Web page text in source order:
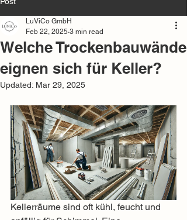
Welche Trockenbauwände
eignen sich für Keller?
LuViCo GmbH
Feb 22, 2025 3 min read
Updated: Mar 29, 2025
Kellerräume sind oft kühl, feucht und